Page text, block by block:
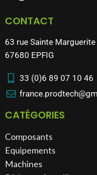
CONTACT
63 rue Sainte Marguerite
67680 EPFIG
33 (0)6 89 07 10 46
CATÉGORIES
Composants
Equipements
Machines